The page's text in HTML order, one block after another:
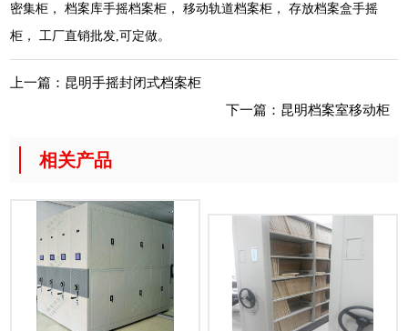
密集柜， 档案库手摇档案柜， 移动轨道档案柜， 存放档案盒手摇
柜， 工厂直销批发,可定做。
上一篇： 昆明手摇封闭式档案柜
下一篇： 昆明档案室移动柜
相关产品